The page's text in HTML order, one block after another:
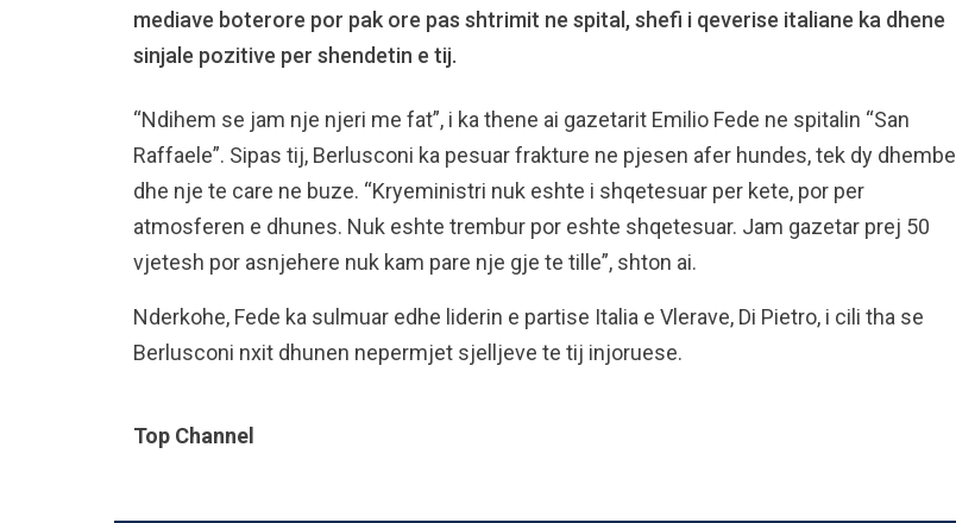
mediave boterore por pak ore pas shtrimit ne spital, shefi i qeverise italiane ka dhene
sinjale pozitive per shendetin e tij.
“Ndihem se jam nje njeri me fat”, i ka thene ai gazetarit Emilio Fede ne spitalin “San
Raffaele”. Sipas tij, Berlusconi ka pesuar frakture ne pjesen afer hundes, tek dy dhembe
dhe nje te care ne buze. “Kryeministri nuk eshte i shqetesuar per kete, por per
atmosferen e dhunes. Nuk eshte trembur por eshte shqetesuar. Jam gazetar prej 50
vjetesh por asnjehere nuk kam pare nje gje te tille”, shton ai.
Nderkohe, Fede ka sulmuar edhe liderin e partise Italia e Vlerave, Di Pietro, i cili tha se
Berlusconi nxit dhunen nepermjet sjelljeve te tij injoruese.
Top Channel